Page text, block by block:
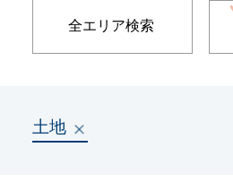
全エリア検索
土地